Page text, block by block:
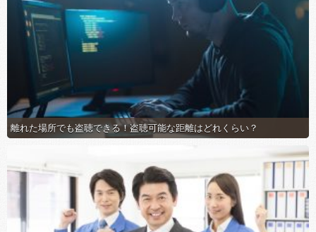
離れた場所でも盗聴できる！盗聴可能な距離はどれくらい？